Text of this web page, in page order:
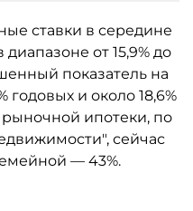
ставки в середине
диапазоне от 15,9% до
показатель на
годовых и около 18,6%
ипотеки, по
сейчас
— 43%.